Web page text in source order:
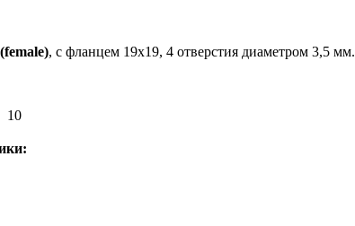
, с фланцем 19х19, 4 отверстия диаметром 3,5 мм.
10